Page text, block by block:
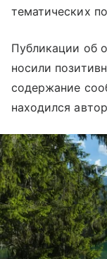
тематических
Публикации об
носили
содержание
находился